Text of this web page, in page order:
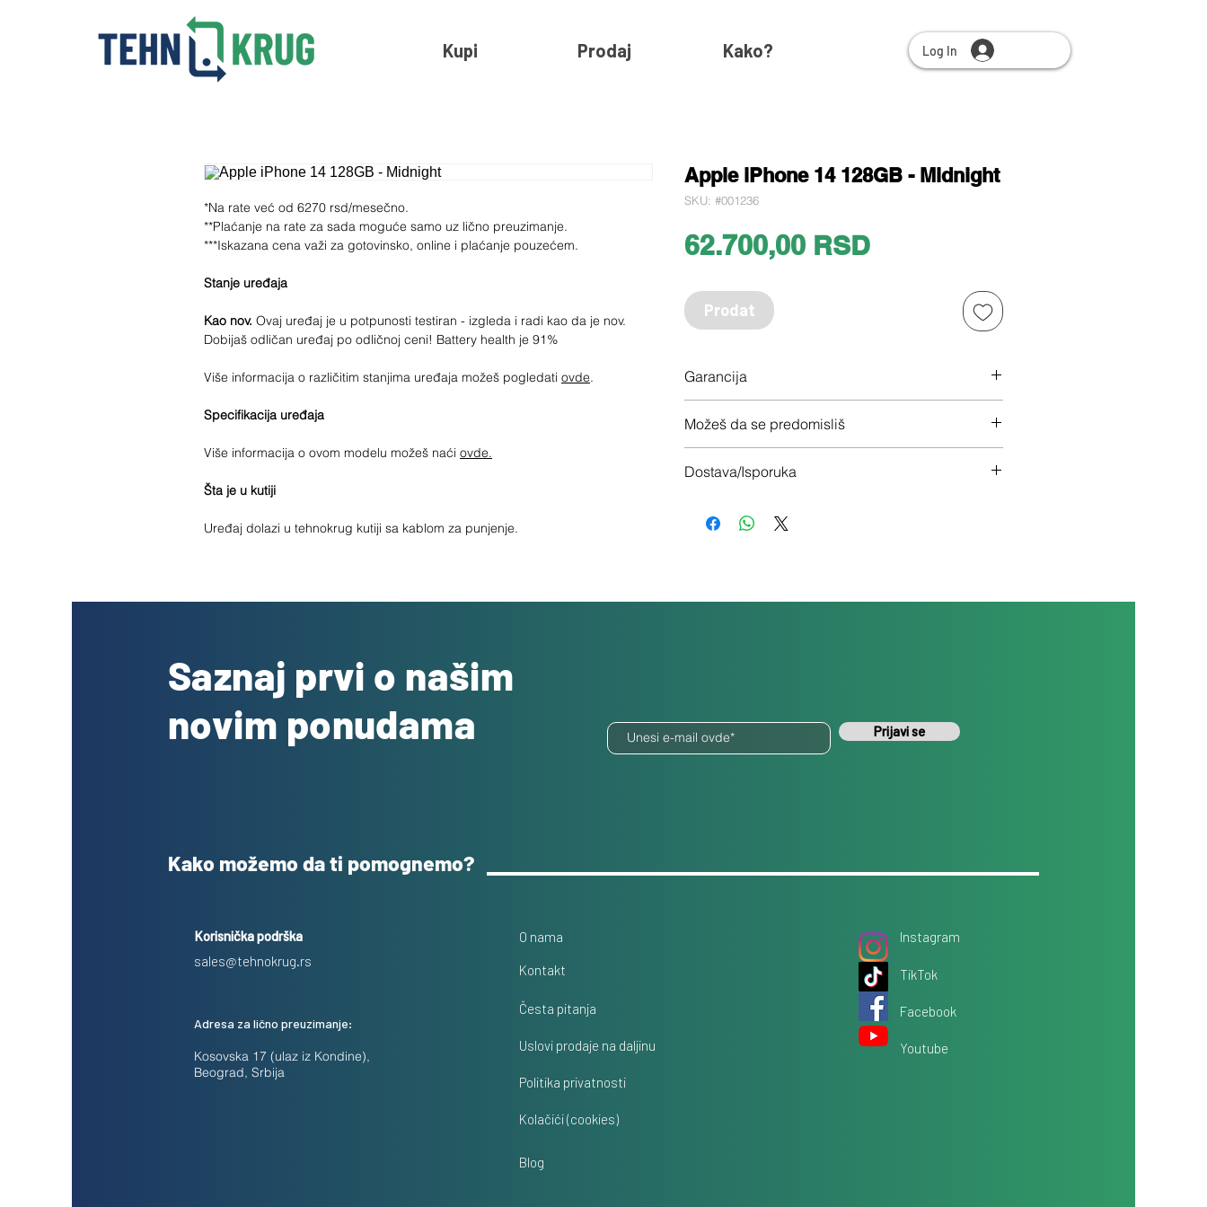
Kupi Prodaj Kako? Log In
*Na rate već od 6270 rsd/mesečno.
**Plaćanje na rate za sada moguće samo uz lično preuzimanje.
***Iskazana cena važi za gotovinsko, online i plaćanje pouzećem.
Stanje uređaja
Kao nov. Ovaj uređaj je u potpunosti testiran - izgleda i radi kao da je nov.
Dobijaš odličan uređaj po odličnoj ceni! Battery health je 91%
Više informacija o različitim stanjima uređaja možeš pogledati ovde.
Specifikacija uređaja
Više informacija o ovom modelu možeš naći ovde.
Šta je u kutiji
Uređaj dolazi u tehnokrug kutiji sa kablom za punjenje.
Apple iPhone 14 128GB - Midnight
SKU: #001236
62.700,00 RSDPrice
Prodat
Garancija
Možeš da se predomisliš
Dostava/Isporuka
Saznaj prvi o našim
novim ponudama
Prijavi se
Kako možemo da ti pomognemo?
Korisnička podrška
sales@tehnokrug.rs
Adresa za lično preuzimanje:
Kosovska 17 (ulaz iz Kondine),
Beograd, Srbija
O nama
Kontakt
Česta pitanja
Uslovi prodaje na daljinu
Politika privatnosti
Kolačići (cookies)
Instagram
TikTok
Facebook
Youtube
Blog